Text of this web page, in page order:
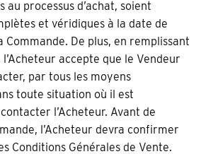
au processus d’achat, soient
et véridiques à la date de
Commande. De plus, en remplissant
l’Acheteur accepte que le Vendeur
par tous les moyens
toute situation où il est
l’Acheteur. Avant de
l’Acheteur devra confirmer
Conditions Générales de Vente.